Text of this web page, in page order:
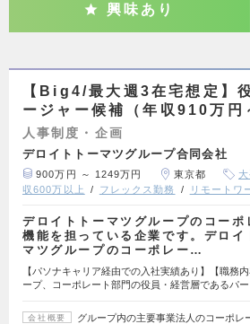
興味あり
【Big4/最大週3在宅想定】
ージャー候補（年収910万円
人事制度・企画
デロイトトーマツグループ合同会社
900万円 ～ 1249万円 東京都
収600万以上
フレックス勤務 リモートワ
デロイトトーマツグループのコーポ
機能を担っている企業です。デロイ
マツグループのコーポレー…
【パソナキャリア経由での入社実績あり】【職務
ープ、コーポレート部門の役員・経営層であるパ
会社概要
グループ内の主要事業法人のコーポレ